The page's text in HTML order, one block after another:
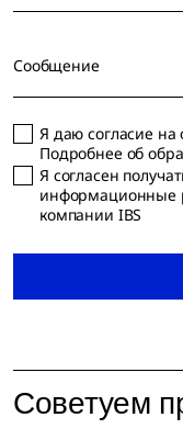
Сообщение
Я даю согласие на
Подробнее об
Я согласен
информационные
компании IBS
Советуем